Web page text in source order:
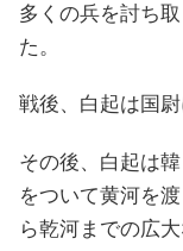
多くの兵を討ち
た。
戦後、白起は国尉
その後、白起は
をついて黄河を
ら乾河までの広